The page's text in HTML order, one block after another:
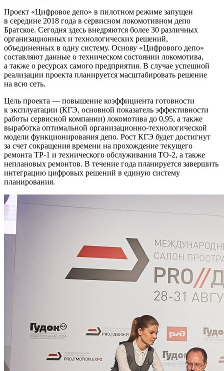
Проект «Цифровое депо» в пилотном режиме запущен
в середине 2018 года в сервисном локомотивном депо
Братское. Сегодня здесь внедряются более 30 различных
организационных и технологических решений,
объединенных в одну систему. Основу «Цифрового депо»
составляют данные о техническом состоянии локомотива,
а также о ресурсах самого предприятия. В случае успешной
реализации проекта планируется масштабировать решение
на всю сеть.
Цель проекта — повышение коэффициента готовности
к эксплуатации (КГЭ, основной показатель эффективности
работы сервисной компании) локомотива до 0,95, а также
выработка оптимальной организационно-технологической
модели функционирования депо. Рост КГЭ будет достигнут
за счет сокращения времени на прохождение текущего
ремонта ТР-1 и технического обслуживания ТО-2, а также
неплановых ремонтов. В течение года планируется завершить
интеграцию цифровых решений в единую систему
планирования.